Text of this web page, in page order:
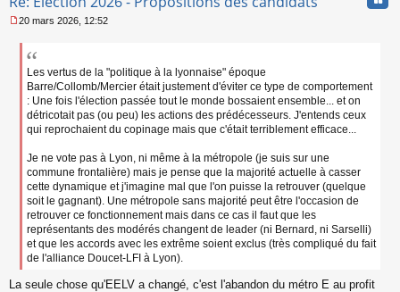
e
20 mars 2026, 12:52
Les vertus de la "politique à la lyonnaise" époque
Barre/Collomb/Mercier était justement d'éviter ce type de comportement
: Une fois l'élection passée tout le monde bossaient ensemble... et on
détricotait pas (ou peu) les actions des prédécesseurs. J'entends ceux
qui reprochaient du copinage mais que c'était terriblement efficace...
Je ne vote pas à Lyon, ni même à la métropole (je suis sur une
commune frontalière) mais je pense que la majorité actuelle à casser
cette dynamique et j'imagine mal que l'on puisse la retrouver (quelque
soit le gagnant). Une métropole sans majorité peut être l'occasion de
retrouver ce fonctionnement mais dans ce cas il faut que les
représentants des modérés changent de leader (ni Bernard, ni Sarselli)
et que les accords avec les extrême soient exclus (très compliqué du fait
de l'alliance Doucet-LFI à Lyon).
La seule chose qu'EELV a changé, c'est l'abandon du métro E au profit